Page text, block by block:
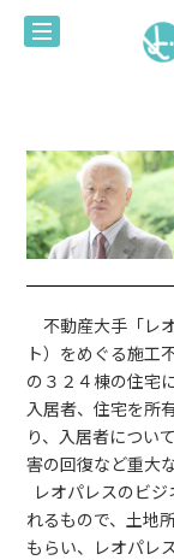
不動産大手「レ
ト）をめぐる施工
の３２４棟の住宅
入居者、住宅を所
り、入居者につい
害の回復など重大
レオパレスのビ
れるもので、土地
もらい、レオパレ